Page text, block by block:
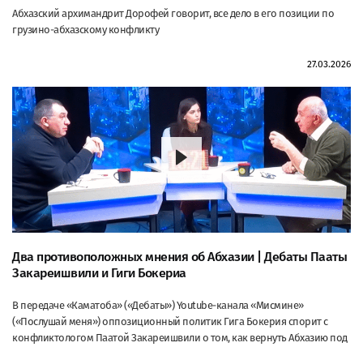
Абхазский архимандрит Дорофей говорит, все дело в его позиции по
грузино-абхазскому конфликту
27.03.2026
Два противоположных мнения об Абхазии | Дебаты Пааты
Закареишвили и Гиги Бокериа
В передаче «Каматоба» («Дебаты») Youtube-канала «Мисмине»
(«Послушай меня») оппозиционный политик Гига Бокерия спорит с
конфликтологом Паатой Закареишвили о том, как вернуть Абхазию под